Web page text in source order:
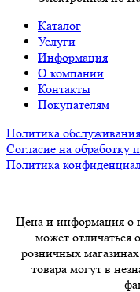
Каталог
Услуги
Информация
О компании
Контакты
Покупателям
Политика обслуживания
Согласие на обработку
Политика
Цена и информация о
может отличаться
розничных
товара могут в